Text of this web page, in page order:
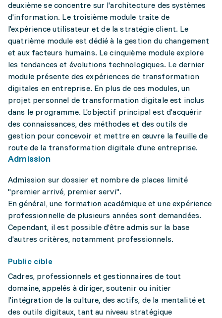
deuxième se concentre sur l'architecture des systèmes
d'information. Le troisième module traite de
l'expérience utilisateur et de la stratégie client. Le
quatrième module est dédié à la gestion du changement
et aux facteurs humains. Le cinquième module explore
les tendances et évolutions technologiques. Le dernier
module présente des expériences de transformation
digitales en entreprise. En plus de ces modules, un
projet personnel de transformation digitale est inclus
dans le programme. L'objectif principal est d'acquérir
des connaissances, des méthodes et des outils de
gestion pour concevoir et mettre en œuvre la feuille de
route de la transformation digitale d'une entreprise.
Admission
Admission sur dossier et nombre de places limité
"premier arrivé, premier servi".
En général, une formation académique et une expérience
professionnelle de plusieurs années sont demandées.
Cependant, il est possible d'être admis sur la base
d'autres critères, notamment professionnels.
Public cible
Cadres, professionnels et gestionnaires de tout
domaine, appelés à diriger, soutenir ou initier
l'intégration de la culture, des actifs, de la mentalité et
des outils digitaux, tant au niveau stratégique